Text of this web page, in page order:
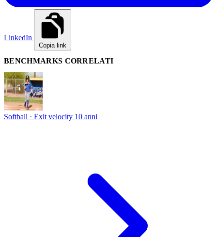
LinkedIn
Copia link
BENCHMARKS CORRELATI
Softball · Exit velocity 10 anni